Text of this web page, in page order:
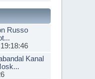
Russo
Kanal